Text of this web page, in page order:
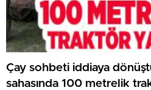
Çay sohbeti iddiaya
sahasında 100 metrelik